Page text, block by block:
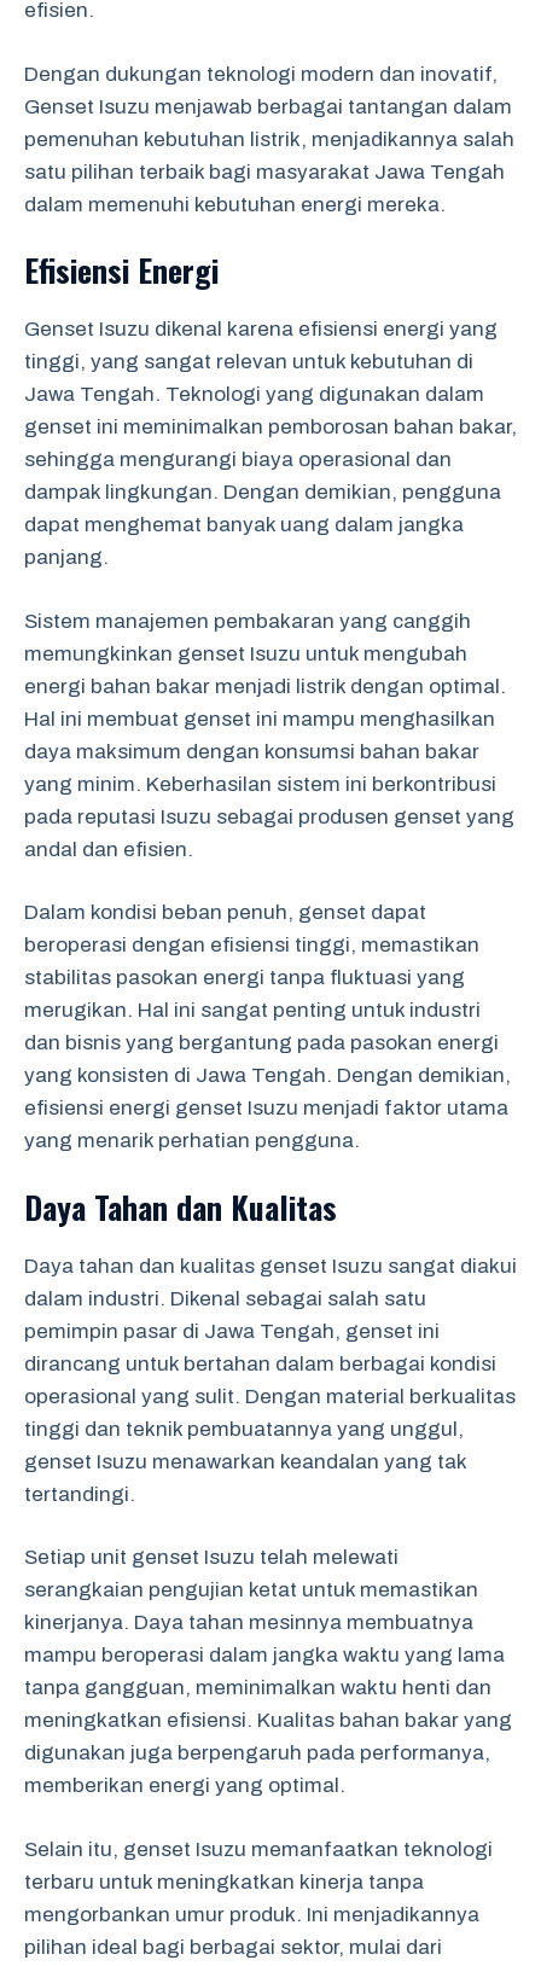
efisien.
Dengan dukungan teknologi modern dan inovatif,
Genset Isuzu menjawab berbagai tantangan dalam
pemenuhan kebutuhan listrik, menjadikannya salah
satu pilihan terbaik bagi masyarakat Jawa Tengah
dalam memenuhi kebutuhan energi mereka.
Efisiensi Energi
Genset Isuzu dikenal karena efisiensi energi yang
tinggi, yang sangat relevan untuk kebutuhan di
Jawa Tengah. Teknologi yang digunakan dalam
genset ini meminimalkan pemborosan bahan bakar,
sehingga mengurangi biaya operasional dan
dampak lingkungan. Dengan demikian, pengguna
dapat menghemat banyak uang dalam jangka
panjang.
Sistem manajemen pembakaran yang canggih
memungkinkan genset Isuzu untuk mengubah
energi bahan bakar menjadi listrik dengan optimal.
Hal ini membuat genset ini mampu menghasilkan
daya maksimum dengan konsumsi bahan bakar
yang minim. Keberhasilan sistem ini berkontribusi
pada reputasi Isuzu sebagai produsen genset yang
andal dan efisien.
Dalam kondisi beban penuh, genset dapat
beroperasi dengan efisiensi tinggi, memastikan
stabilitas pasokan energi tanpa fluktuasi yang
merugikan. Hal ini sangat penting untuk industri
dan bisnis yang bergantung pada pasokan energi
yang konsisten di Jawa Tengah. Dengan demikian,
efisiensi energi genset Isuzu menjadi faktor utama
yang menarik perhatian pengguna.
Daya Tahan dan Kualitas
Daya tahan dan kualitas genset Isuzu sangat diakui
dalam industri. Dikenal sebagai salah satu
pemimpin pasar di Jawa Tengah, genset ini
dirancang untuk bertahan dalam berbagai kondisi
operasional yang sulit. Dengan material berkualitas
tinggi dan teknik pembuatannya yang unggul,
genset Isuzu menawarkan keandalan yang tak
tertandingi.
Setiap unit genset Isuzu telah melewati
serangkaian pengujian ketat untuk memastikan
kinerjanya. Daya tahan mesinnya membuatnya
mampu beroperasi dalam jangka waktu yang lama
tanpa gangguan, meminimalkan waktu henti dan
meningkatkan efisiensi. Kualitas bahan bakar yang
digunakan juga berpengaruh pada performanya,
memberikan energi yang optimal.
Selain itu, genset Isuzu memanfaatkan teknologi
terbaru untuk meningkatkan kinerja tanpa
mengorbankan umur produk. Ini menjadikannya
pilihan ideal bagi berbagai sektor, mulai dari